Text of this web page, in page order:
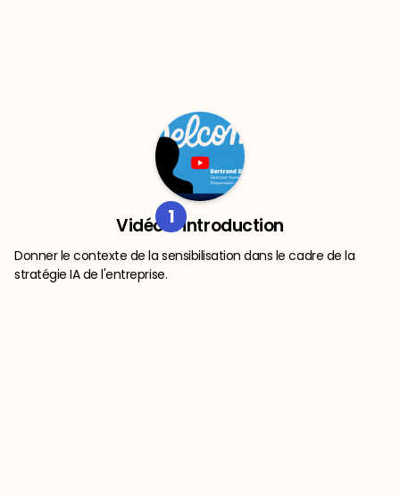
1
Vidéo d’introduction
Donner le contexte de la sensibilisation dans le cadre de la
stratégie IA de l'entreprise.